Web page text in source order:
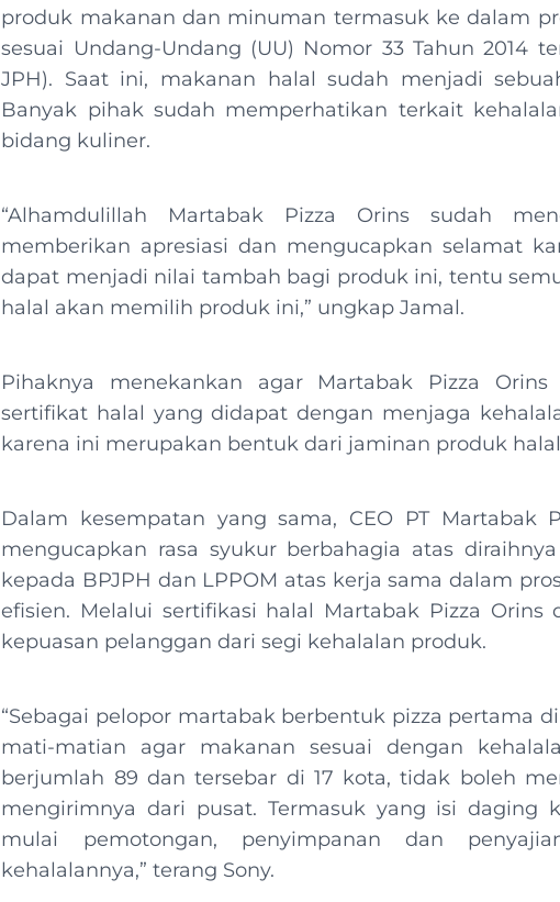
produk makanan dan minuman termasuk ke dalam
sesuai Undang-Undang (UU) Nomor 33 Tahun 2014
JPH). Saat ini, makanan halal sudah menjadi
Banyak pihak sudah memperhatikan terkait
bidang kuliner.
“Alhamdulillah Martabak Pizza Orins sudah
memberikan apresiasi dan mengucapkan selamat
dapat menjadi nilai tambah bagi produk ini, tentu
halal akan memilih produk ini,” ungkap Jamal.
Pihaknya menekankan agar Martabak Pizza
sertifikat halal yang didapat dengan menjaga
karena ini merupakan bentuk dari jaminan produk
Dalam kesempatan yang sama, CEO PT Martabak
mengucapkan rasa syukur berbahagia atas
kepada BPJPH dan LPPOM atas kerja sama dalam
efisien. Melalui sertifikasi halal Martabak Pizza
kepuasan pelanggan dari segi kehalalan produk.
“Sebagai pelopor martabak berbentuk pizza pertama
mati-matian agar makanan sesuai dengan
berjumlah 89 dan tersebar di 17 kota, tidak boleh
mengirimnya dari pusat. Termasuk yang isi daging
mulai pemotongan, penyimpanan dan
kehalalannya,” terang Sony.